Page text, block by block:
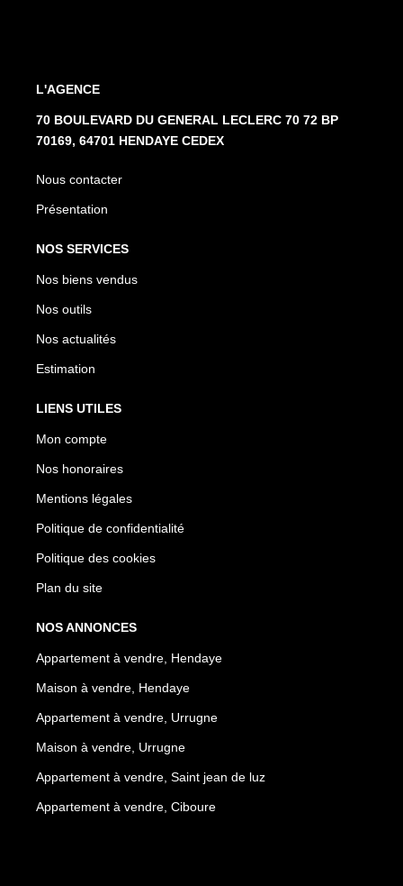
L'AGENCE
70 BOULEVARD DU GENERAL LECLERC 70 72 BP
70169, 64701 HENDAYE CEDEX
Nous contacter
Présentation
NOS SERVICES
Nos biens vendus
Nos outils
Nos actualités
Estimation
LIENS UTILES
Mon compte
Nos honoraires
Mentions légales
Politique de confidentialité
Politique des cookies
Plan du site
NOS ANNONCES
Appartement à vendre, Hendaye
Maison à vendre, Hendaye
Appartement à vendre, Urrugne
Maison à vendre, Urrugne
Appartement à vendre, Saint jean de luz
Appartement à vendre, Ciboure